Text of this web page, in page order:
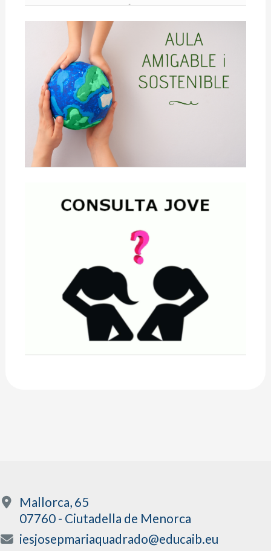
Mallorca, 65
07760 - Ciutadella de Menorca
iesjosepmariaquadrado@educaib.eu